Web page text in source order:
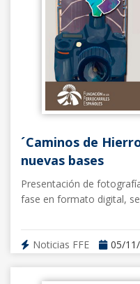
´Caminos de
nuevas bases
Presentación de
fase en formato digital,
Noticias FFE 05/